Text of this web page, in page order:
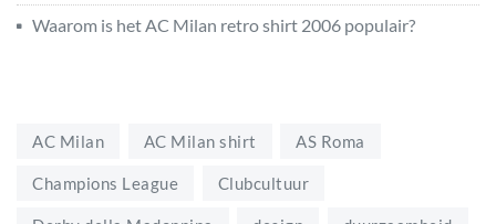
Waarom is het AC Milan retro shirt 2006 populair?
AC Milan AC Milan shirt AS Roma
Champions League Clubcultuur